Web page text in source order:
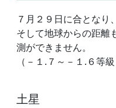
７月２９日に合となり
そして地球からの距離
測ができません。
（－１.７～－１.６等級
土星